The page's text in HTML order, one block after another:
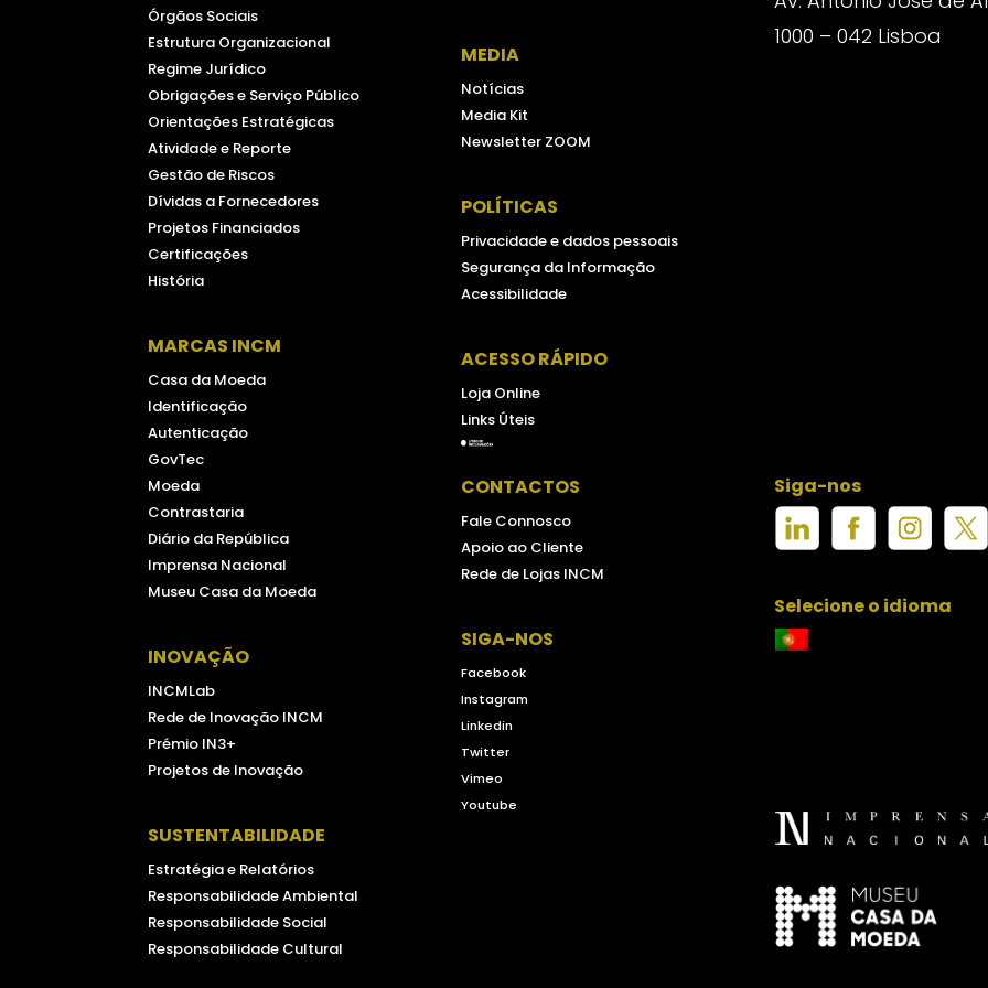
Órgãos Sociais
Estrutura Organizacional
Regime Jurídico
Obrigações e Serviço Público
Orientações Estratégicas
Atividade e Reporte
Gestão de Riscos
Dívidas a Fornecedores
Projetos Financiados
Certificações
História
MARCAS INCM
Casa da Moeda
Identificação
Autenticação
GovTec
Moeda
Contrastaria
Diário da República
Imprensa Nacional
Museu Casa da Moeda
INOVAÇÃO
INCMLab
Rede de Inovação INCM
Prémio IN3+
Projetos de Inovação
SUSTENTABILIDADE
Estratégia e Relatórios
Responsabilidade Ambiental
Responsabilidade Social
Responsabilidade Cultural
MEDIA
Notícias
Media Kit
Newsletter ZOOM
POLÍTICAS
Privacidade e dados pessoais
Segurança da Informação
Acessibilidade
ACESSO RÁPIDO
Loja Online
Links Úteis
CONTACTOS
Fale Connosco
Apoio ao Cliente
Rede de Lojas INCM
SIGA-NOS
Facebook
Instagram
Linkedin
Twitter
Vimeo
Youtube
1000 – 042 Lisboa
Siga-nos
Selecione o idioma